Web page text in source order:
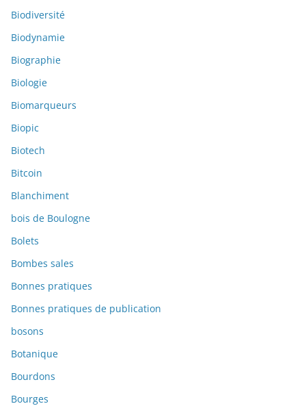
Biodiversité
Biodynamie
Biographie
Biologie
Biomarqueurs
Biopic
Biotech
Bitcoin
Blanchiment
bois de Boulogne
Bolets
Bombes sales
Bonnes pratiques
Bonnes pratiques de publication
bosons
Botanique
Bourdons
Bourges